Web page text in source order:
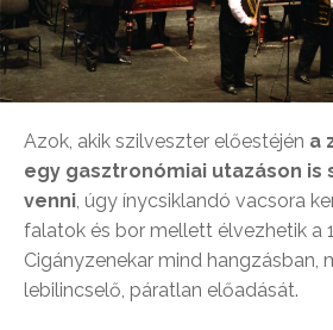
Azok, akik szilveszter előestéjén a
egy gasztronómiai utazáson
venni, úgy ínycsiklandó vacsora
falatok és bor mellett élvezhetik a
Cigányzenekar mind hangzásban,
lebilincselő, páratlan előadását.